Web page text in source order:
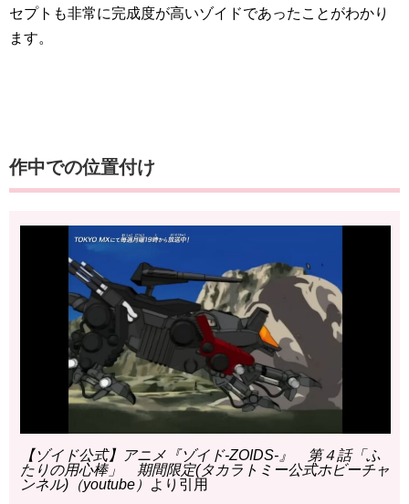
セプトも非常に完成度が高いゾイドであったことがわかり
ます。
作中での位置付け
【ゾイド公式】アニメ『ゾイド-ZOIDS-』 第４話「ふ
たりの用心棒」 期間限定(タカラトミー公式ホビーチャ
ンネル)（youtube）
より引用